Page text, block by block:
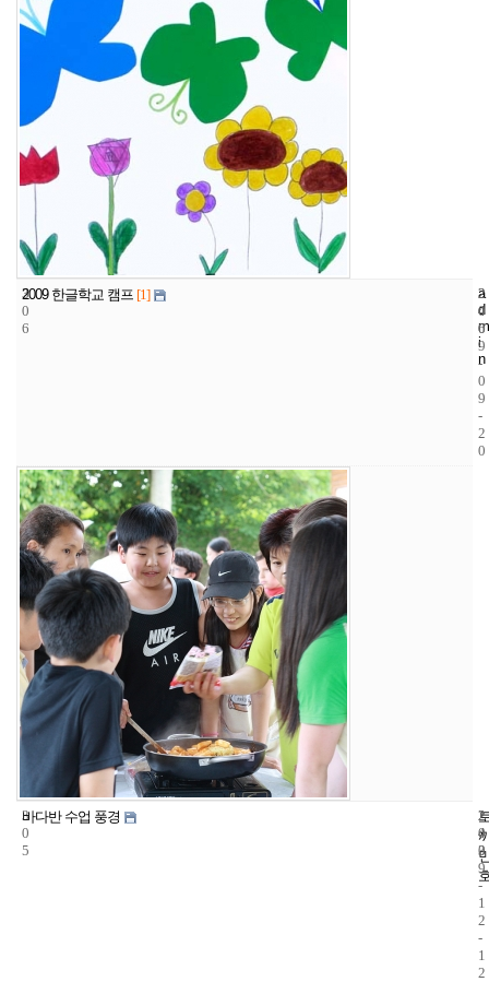
3
0
6
2009 한글학교 캠프 [1]
a
d
m
i
n
2
4
6
2
0
0
9
-
0
9
-
2
0
3
0
5
바다반 수업 풍경
2
4
3
2
0
0
9
-
1
2
-
1
2